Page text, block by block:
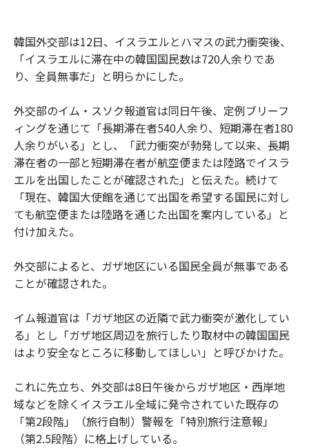
韓国外交部は12日、イスラエルとハマスの武力衝突後、
「イスラエルに滞在中の韓国国民数は720人余りであ
り、全員無事だ」と明らかにした。
外交部のイム・スソク報道官は同日午後、定例ブリーフ
ィングを通じて「長期滞在者540人余り、短期滞在者180
人余りがいる」とし、「武力衝突が勃発して以来、長期
滞在者の一部と短期滞在者が航空便または陸路でイスラ
エルを出国したことが確認された」と伝えた。続けて
「現在、韓国大使館を通じて出国を希望する国民に対し
ても航空便または陸路を通じた出国を案内している」と
付け加えた。
外交部によると、ガザ地区にいる国民全員が無事である
ことが確認された。
イム報道官は「ガザ地区の近隣で武力衝突が激化してい
る」とし「ガザ地区周辺を旅行したり取材中の韓国国民
はより安全なところに移動してほしい」と呼びかけた。
これに先立ち、外交部は8日午後からガザ地区・西岸地
域などを除くイスラエル全域に発令されていた既存の
「第2段階」（旅行自制）警報を「特別旅行注意報」
（第2.5段階）に格上げしている。